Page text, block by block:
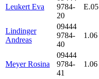
Leukert Eva
9784-
20
E.05
Lindinger
Andreas
09444
9784-
40
1.06
Meyer Rosina
09444
9784-
41
1.06